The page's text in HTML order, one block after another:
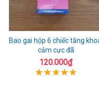
Bao gai hộp 6 chiếc tăng
cảm cực đã
120.000₫